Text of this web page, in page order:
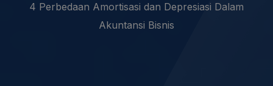
4 Perbedaan Amortisasi dan Depresiasi Dalam
Akuntansi Bisnis